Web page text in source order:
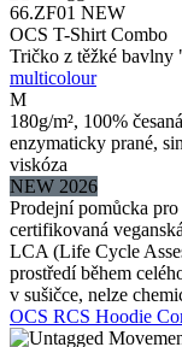
66.ZF01 NEW
OCS T-Shirt Combo
Tričko z těžké
multicolour
M
180g/m², 100%
enzymaticky prané,
viskóza
NEW 2026
Prodejní pomůcka
certifikovaná
LCA (Life Cycle
prostředí během
v sušičce, nelze
OCS RCS Hoodie